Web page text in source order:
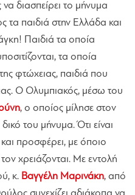
διασπείρει το μήνυμα
τα παιδιά στην Ελλάδα και
Παιδιά τα οποία
τα οποία
φτώχειας, παιδιά που
Ο Ολυμπιακός, μέσω του
, ο οποίος μίλησε στον
του μήνυμα. Ότι είναι
προσφέρει, με όποιο
χρειάζονται. Με εντολή
κ. Βαγγέλη Μαρινάκη, από